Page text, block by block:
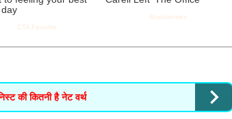
की कितनी है नेट वर्थ